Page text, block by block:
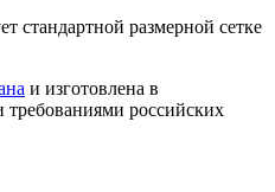
стандартной размерной сетке
и изготовлена в
российских